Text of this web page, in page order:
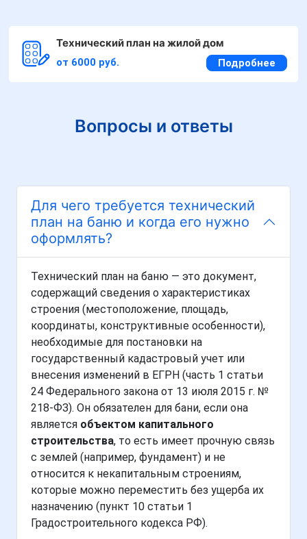
Технический план на жилой дом
от 6000 руб. Подробнее
Вопросы и ответы
Для чего требуется технический
план на баню и когда его нужно
оформлять?
Технический план на баню — это документ,
содержащий сведения о характеристиках
строения (местоположение, площадь,
координаты, конструктивные особенности),
необходимые для постановки на
государственный кадастровый учет или
внесения изменений в ЕГРН (часть 1 статьи
24 Федерального закона от 13 июля 2015 г. №
218-ФЗ). Он обязателен для бани, если она
является объектом капитального
строительства, то есть имеет прочную связь
с землей (например, фундамент) и не
относится к некапитальным строениям,
которые можно переместить без ущерба их
назначению (пункт 10 статьи 1
Градостроительного кодекса РФ).